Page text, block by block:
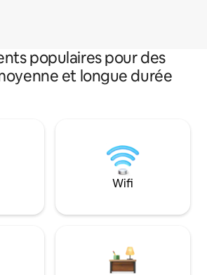
populaires pour des
et longue durée
Wifi